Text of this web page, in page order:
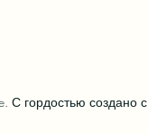
С гордостью создано с